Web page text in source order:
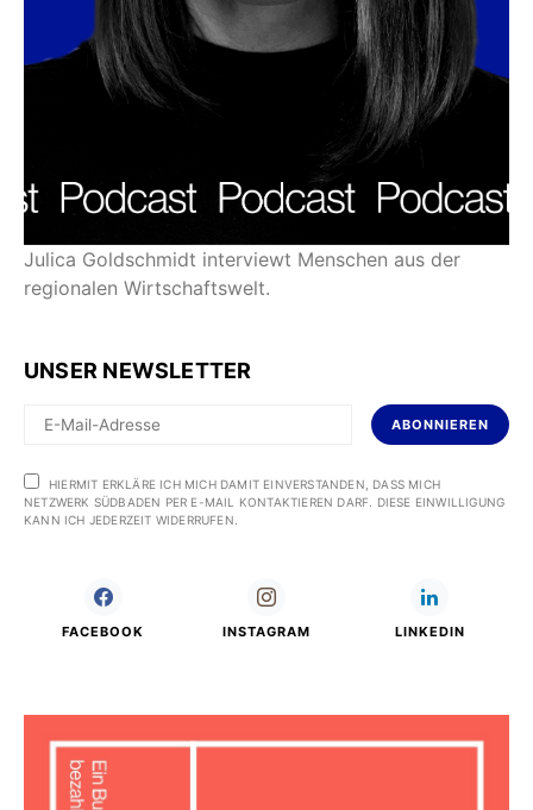
Julica Goldschmidt interviewt Menschen aus der
regionalen Wirtschaftswelt.
UNSER NEWSLETTER
ABONNIEREN
HIERMIT ERKLÄRE ICH MICH DAMIT EINVERSTANDEN, DASS MICH
NETZWERK SÜDBADEN PER E-MAIL KONTAKTIEREN DARF. DIESE EINWILLIGUNG
KANN ICH JEDERZEIT WIDERRUFEN.
FACEBOOK INSTAGRAM LINKEDIN